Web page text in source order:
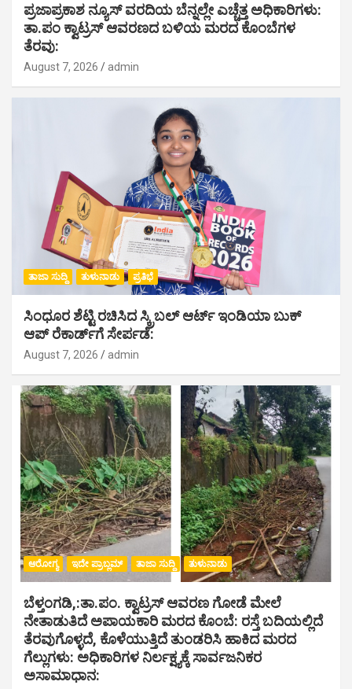
ಪ್ರಜಾಪ್ರಕಾಶ ನ್ಯೂಸ್ ವರದಿಯ ಬೆನ್ನಲ್ಲೇ ಎಚ್ಚೆತ್ತ ಅಧಿಕಾರಿಗಳು:
ತಾ.ಪಂ ಕ್ವಾಟ್ರಸ್ ಆವರಣದ ಬಳಿಯ ಮರದ ಕೊಂಬೆಗಳ
ತೆರವು:
August 7, 2026 admin
ತಾಜಾ ಸುದ್ದಿ ತುಳುನಾಡು ಪ್ರತಿಭೆ
ಸಿಂಧೂರ ಶೆಟ್ಟಿ ರಚಿಸಿದ ಸ್ಕ್ರಿಬಲ್ ಆರ್ಟ್ ಇಂಡಿಯಾ ಬುಕ್
ಆಪ್ ರೆಕಾರ್ಡ್‌ಗೆ ಸೇರ್ಪಡೆ:
August 7, 2026 admin
ಆರೋಗ್ಯ ಇದೇ ಪ್ರಾಬ್ಲಮ್ ತಾಜಾ ಸುದ್ದಿ ತುಳುನಾಡು
ಬೆಳ್ತಂಗಡಿ,:ತಾ.ಪಂ‌. ಕ್ವಾಟ್ರಸ್ ಆವರಣ ಗೋಡೆ ಮೇಲೆ
ನೇತಾಡುತಿದೆ ಅಪಾಯಕಾರಿ ಮರದ ಕೊಂಬೆ: ರಸ್ತೆ ಬದಿಯಲ್ಲಿದೆ
ತೆರವುಗೊಳ್ಳದೆ, ಕೊಳೆಯುತ್ತಿದೆ ತುಂಡರಿಸಿ ಹಾಕಿದ ಮರದ
ಗೆಲ್ಲುಗಳು: ಅಧಿಕಾರಿಗಳ ನಿರ್ಲಕ್ಷ್ಯಕ್ಕೆ ಸಾರ್ವಜನಿಕರ
ಅಸಾಮಾಧಾನ: